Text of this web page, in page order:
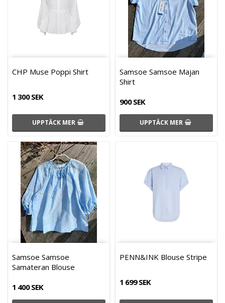
CHP Muse Poppi Shirt
1 300 SEK
UPPTÄCK MER
Samsoe Samsoe Majan
Shirt
900 SEK
UPPTÄCK MER
Samsoe Samsoe
Samateran Blouse
1 400 SEK
PENN&INK Blouse Stripe
1 699 SEK